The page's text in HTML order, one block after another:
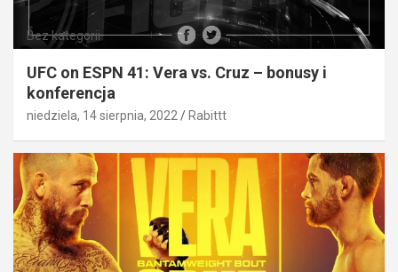
Bez kategorii
UFC on ESPN 41: Vera vs. Cruz – bonusy i
konferencja
niedziela, 14 sierpnia, 2022 Rabittt